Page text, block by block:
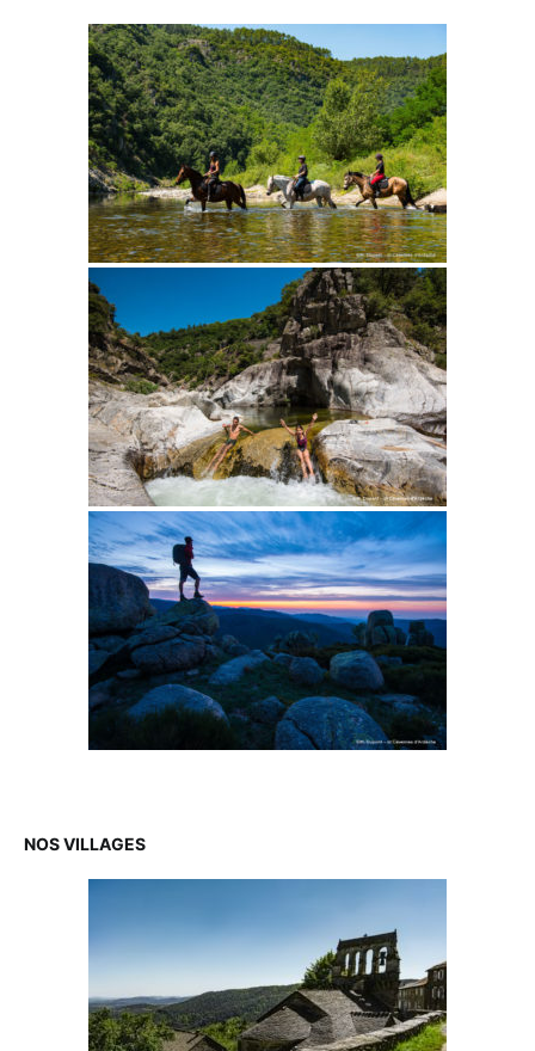
NOS VILLAGES